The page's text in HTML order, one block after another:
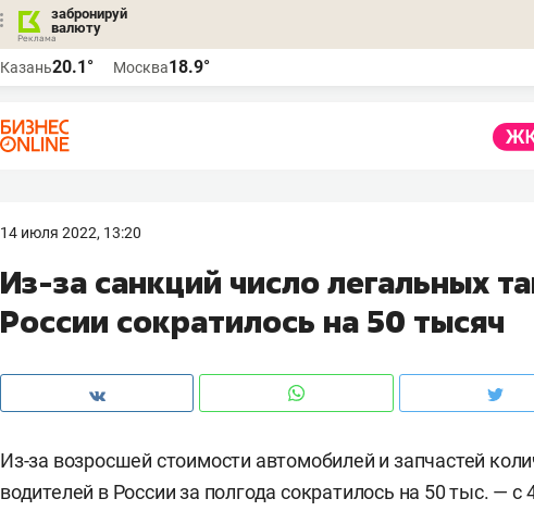
забронируй
валюту
Казань20.1° Москва18.9°
14 июля 2022, 13:20
Из-за санкций число легальных
России сократилось на 50 тысяч
Из-за возросшей стоимости автомобилей и запчастей
водителей в России за полгода сократилось на 50 тыс. — с